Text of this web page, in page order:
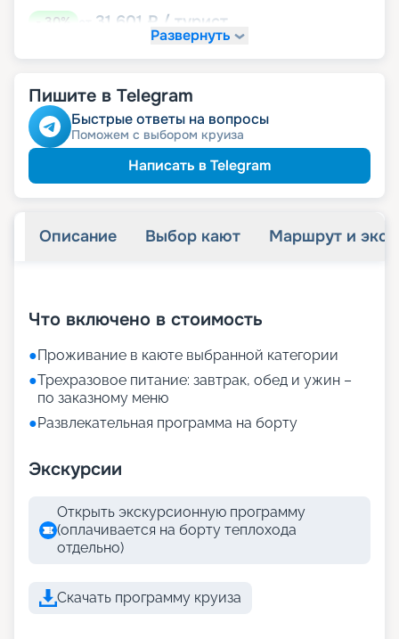
30% 31 601 ₽ / турист
размещение
40 630
Скидкадетям
Скидкапенсионерам
Развернуть
Пишите в Telegram
Быстрые ответы на вопросы
Поможем с выбором круиза
Написать в Telegram
Описание Выбор кают Маршрут и
Что включено в стоимость
●Проживание в каюте выбранной категории
●Трехразовое питание: завтрак, обед и ужин –
по заказному меню
●Развлекательная программа на борту
Экскурсии
Открыть экскурсионную программу
(оплачивается на борту теплохода
отдельно)
Скачать программу круиза